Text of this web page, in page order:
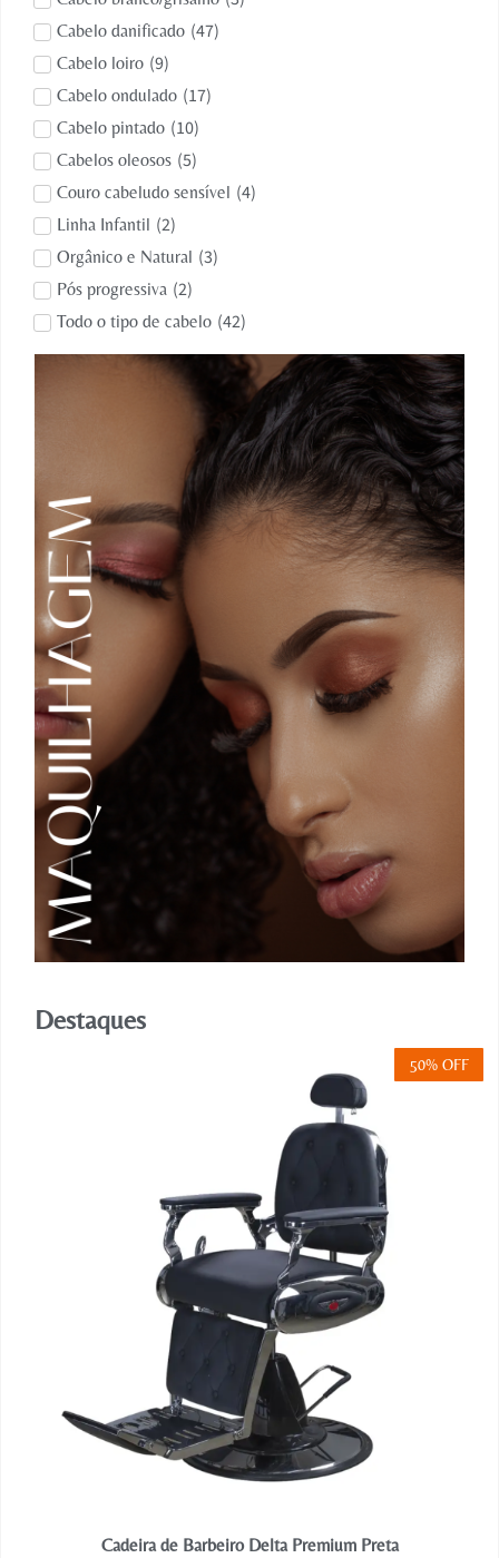
Cabelo danificado (47)
Cabelo loiro (9)
Cabelo ondulado (17)
Cabelo pintado (10)
Cabelos oleosos (5)
Couro cabeludo sensível (4)
Linha Infantil (2)
Orgânico e Natural (3)
Pós progressiva (2)
Todo o tipo de cabelo (42)
Destaques
50% OFF
Cadeira de Barbeiro Delta Premium Preta